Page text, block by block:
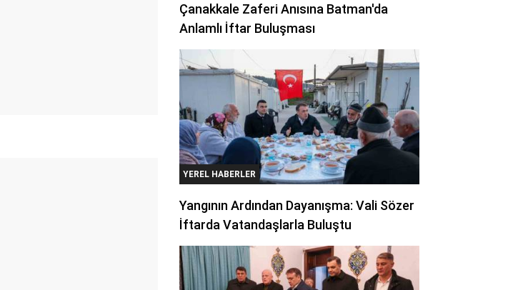
Çanakkale Zaferi Anısına Batman'da
Anlamlı İftar Buluşması
YEREL HABERLER
Yangının Ardından Dayanışma: Vali Sözer
İftarda Vatandaşlarla Buluştu